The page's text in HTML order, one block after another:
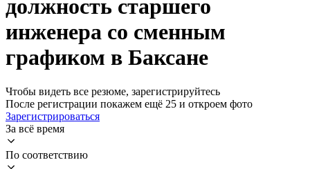
должность старшего
инженера со сменным
графиком в Баксане
Чтобы видеть все резюме, зарегистрируйтесь
После регистрации покажем ещё 25 и откроем фото
Зарегистрироваться
За всё время
По соответствию